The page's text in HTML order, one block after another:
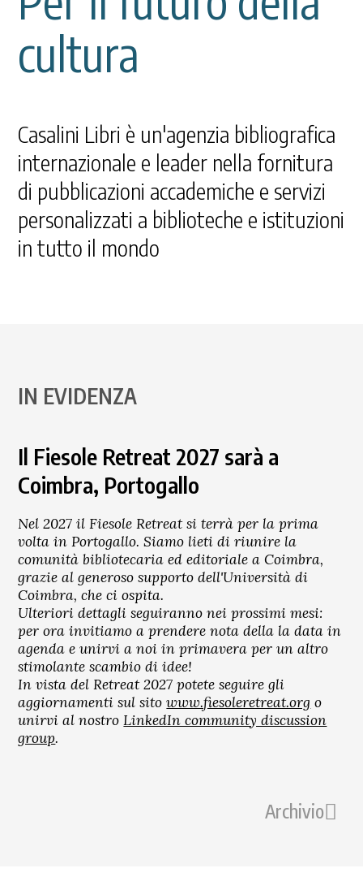
cultura
Casalini Libri è un'agenzia bibliografica
internazionale e leader nella fornitura
di pubblicazioni accademiche e servizi
personalizzati a biblioteche e istituzioni
in tutto il mondo
IN EVIDENZA
Il Fiesole Retreat 2027 sarà a
Coimbra, Portogallo
Nel 2027 il Fiesole Retreat si terrà per la prima
volta in Portogallo. Siamo lieti di riunire la
comunità bibliotecaria ed editoriale a Coimbra,
grazie al generoso supporto dell'Università di
Coimbra, che ci ospita.
Ulteriori dettagli seguiranno nei prossimi mesi:
per ora invitiamo a prendere nota della la data in
agenda e unirvi a noi in primavera per un altro
stimolante scambio di idee!
In vista del Retreat 2027 potete seguire gli
aggiornamenti sul sitowww.fiesoleretreat.org o
unirvi al nostroLinkedIn community discussion
group.
Archivio